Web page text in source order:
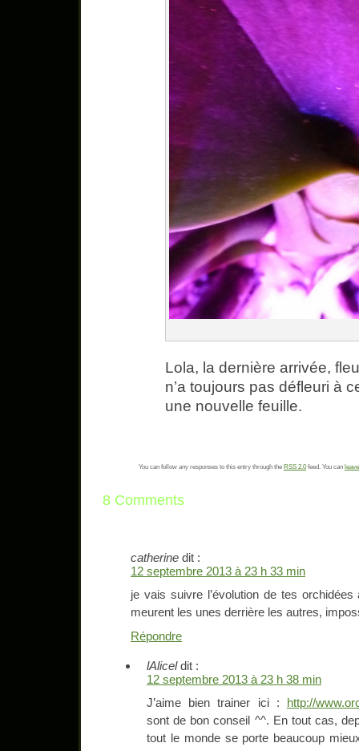
Lola, la dernière arrivée,
n’a toujours pas défleuri à
une nouvelle feuille.
You can follow any responses to this entry through the RSS 2.0 feed. You can
8 Comments
catherine dit :
12 septembre 2013 à 23 h 33 min
je vais suivre l’évolution de tes
meurent les unes derrière les autres,
Répondre
lAlicel dit :
12 septembre 2013 à 23 h 38 min
J’aime bien trainer ici : http://
sont de bon conseil ^^. En tout cas,
tout le monde se porte beaucoup